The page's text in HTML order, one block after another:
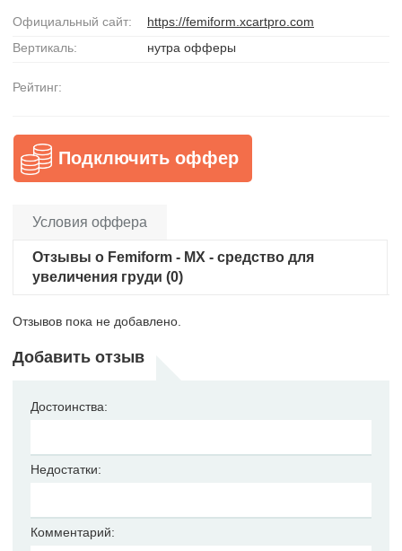
Официальный сайт:
https://femiform.xcartpro.com
Вертикаль:
нутра офферы
Рейтинг:
Подключить оффер
Условия оффера
Отзывы о Femiform - MX - средство для
увеличения груди (0)
Отзывов пока не добавлено.
Добавить отзыв
Достоинства:
Недостатки:
Комментарий: